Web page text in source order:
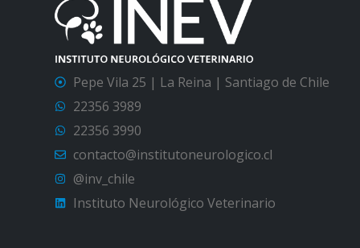
Pepe Vila 25 | La Reina | Santiago de Chile
22356 3989
22356 3990
contacto@institutoneurologico.cl
@inv_chile
Instituto Neurológico Veterinario